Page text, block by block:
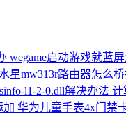
wegame启动游戏就蓝
水星mw313r路由器怎么
计
华为儿童手表4x门禁